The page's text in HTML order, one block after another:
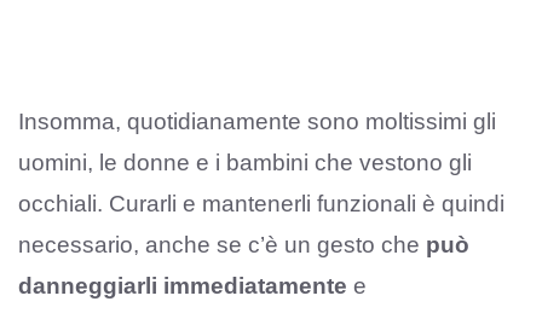
Insomma, quotidianamente sono moltissimi gli
uomini, le donne e i bambini che vestono gli
occhiali. Curarli e mantenerli funzionali è quindi
necessario, anche se c’è un gesto che può
danneggiarli immediatamente e